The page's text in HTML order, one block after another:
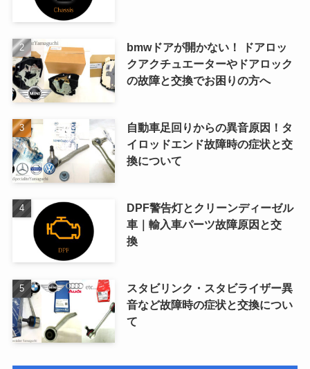
bmwドアが開かない！ ドアロッ
クアクチュエーターやドアロック
の故障と交換でお困りの方へ
自動車足回りからの異音原因！タ
イロッドエンド故障時の症状と交
換について
DPF警告灯とクリーンディーゼル
車｜輸入車パーツ故障原因と交
換
スタビリンク・スタビライザー異
音など故障時の症状と交換につい
て